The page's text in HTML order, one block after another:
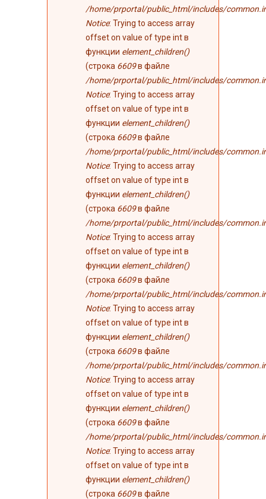
/home/prportal/public_html/includes/
Notice: Trying to access array
offset on value of type int в
функции element_children()
(строка 6609в файле
/home/prportal/public_html/includes/
Notice: Trying to access array
offset on value of type int в
функции element_children()
(строка 6609в файле
/home/prportal/public_html/includes/
Notice: Trying to access array
offset on value of type int в
функции element_children()
(строка 6609в файле
/home/prportal/public_html/includes/
Notice: Trying to access array
offset on value of type int в
функции element_children()
(строка 6609в файле
/home/prportal/public_html/includes/
Notice: Trying to access array
offset on value of type int в
функции element_children()
(строка 6609в файле
/home/prportal/public_html/includes/
Notice: Trying to access array
offset on value of type int в
функции element_children()
(строка 6609в файле
/home/prportal/public_html/includes/
Notice: Trying to access array
offset on value of type int в
функции element_children()
(строка 6609в файле